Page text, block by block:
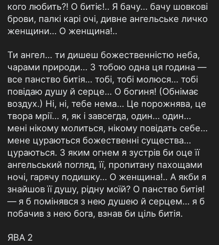
кого любить?! О битіє!.. Я бачу... бачу шовкові
брови, палкі карі очі, дивне ангельське личко
женщини... О женщина!..
Ти ангел... ти дишеш божественністю неба,
чарами природи... З тобою одна ця година —
все панство битія... тобі, тобі молюся... тобі
повідаю душу й серце... О богиня! (Обнімає
воздух.) Ні, ні, тебе нема... Це порожнява, це
твора мрії... я, як і завсегда, один... один...
мені нікому молиться, нікому повідать себе...
мене цураються божественні существа...
цураються. З яким огнем я зустрів би оце її
ангельський погляд, її, пропитану пахощами
ночі, гарячу подишку... О женщина!.. А якби я
знайшов її душу, рідну моїй? О панство битія!
— я б помінявся з нею душею й серцем... я б
побачив з нею бога, взнав би ціль битія.
ЯВА 2